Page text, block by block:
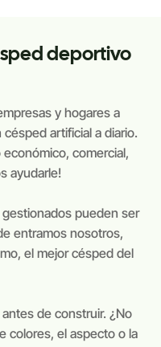
deportivo
y hogares a
artificial a diario.
comercial,
ayudarle!
pueden ser
entramos nosotros,
el mejor césped del
de construir. ¿No
colores, el aspecto o la